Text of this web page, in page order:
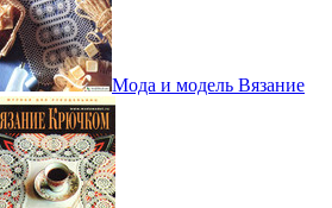
Мода и модель Вязание